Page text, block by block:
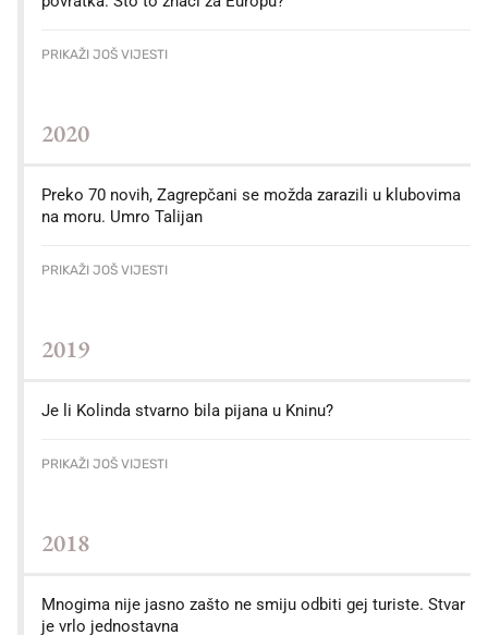
PRIKAŽI JOŠ VIJESTI
2020
Preko 70 novih, Zagrepčani se možda zarazili u klubovima
na moru. Umro Talijan
PRIKAŽI JOŠ VIJESTI
2019
Je li Kolinda stvarno bila pijana u Kninu?
PRIKAŽI JOŠ VIJESTI
2018
Mnogima nije jasno zašto ne smiju odbiti gej turiste. Stvar
je vrlo jednostavna